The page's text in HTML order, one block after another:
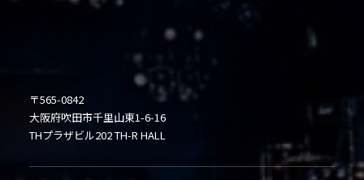
〒565-0842
大阪府吹田市千里山東1-6-16
THプラザビル202 TH-R HALL